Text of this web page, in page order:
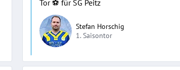
Tor ⚽️ für SG Peitz
Stefan Horschig
1. Saisontor